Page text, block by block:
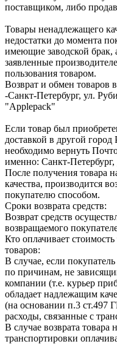
поставщиком, либо
Товары ненадлежащего
недостатки до момента
имеющие заводской брак,
заявленные
пользования товаром.
Возврат и обмен товаров
-Санкт-Петербург, ул.
"Applepack"
Если товар был
доставкой в другой
необходимо вернуть
именно: Санкт-
После получения товара
качества, производится
покупателю способом.
Сроки возврата средств:
Возврат средств
возвращаемого
Кто оплачивает
товаров:
В случае, если
по причинам, не
компании (т.е. курьер
обладает надлежащим
(на основании п.3 ст.497
расходы, связанные с
В случае возврата товара
транспортировки